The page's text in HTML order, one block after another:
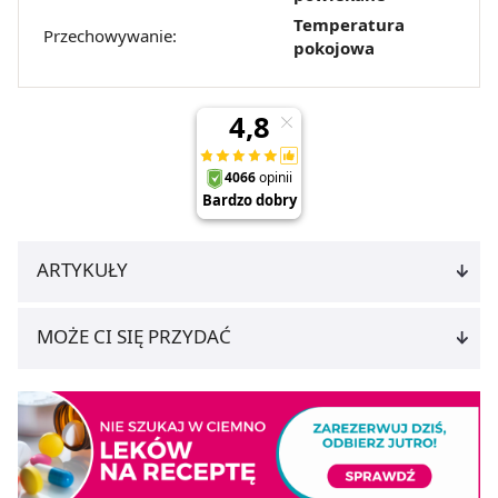
Przechowywanie:
Temperatura
pokojowa
ARTYKUŁY
MOŻE CI SIĘ PRZYDAĆ